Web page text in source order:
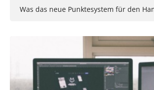
Was das neue Punktesystem für den